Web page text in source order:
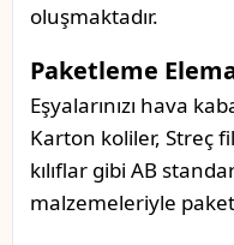
oluşmaktadır.
Paketleme
Eşyalarınızı hava
Karton koliler, Streç
kılıflar gibi AB
malzemeleriyle